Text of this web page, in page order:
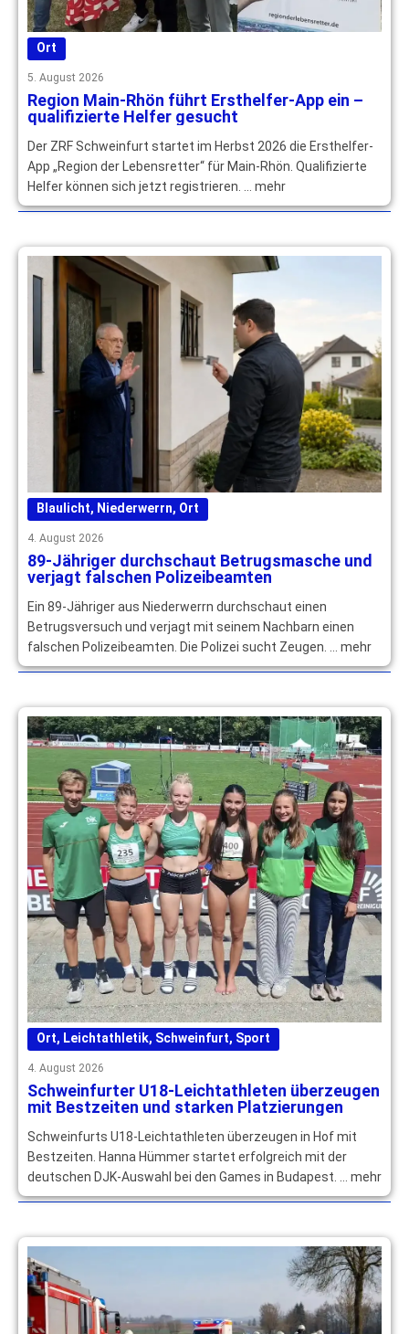
Ort
5. August 2026
Region Main-Rhön führt Ersthelfer-App ein –
qualifizierte Helfer gesucht
Der ZRF Schweinfurt startet im Herbst 2026 die Ersthelfer-
App „Region der Lebensretter“ für Main-Rhön. Qualifizierte
Helfer können sich jetzt registrieren. … mehr
Blaulicht, Niederwerrn, Ort
4. August 2026
89-Jähriger durchschaut Betrugsmasche und
verjagt falschen Polizeibeamten
Ein 89-Jähriger aus Niederwerrn durchschaut einen
Betrugsversuch und verjagt mit seinem Nachbarn einen
falschen Polizeibeamten. Die Polizei sucht Zeugen. … mehr
Ort, Leichtathletik, Schweinfurt, Sport
4. August 2026
Schweinfurter U18-Leichtathleten überzeugen
mit Bestzeiten und starken Platzierungen
Schweinfurts U18-Leichtathleten überzeugen in Hof mit
Bestzeiten. Hanna Hümmer startet erfolgreich mit der
deutschen DJK-Auswahl bei den Games in Budapest. … mehr